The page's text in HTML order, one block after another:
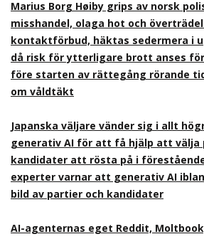
Marius Borg Høiby grips av norsk
misshandel, olaga hot och
kontaktförbud, häktas sedermera i
då risk för ytterligare brott anses
före starten av rättegång rörande
om våldtäkt
Japanska väljare vänder sig i allt
generativ AI för att få hjälp att välja
kandidater att rösta på i
experter varnar att generativ AI
bild av partier och kandidater
AI-agenternas eget Reddit,